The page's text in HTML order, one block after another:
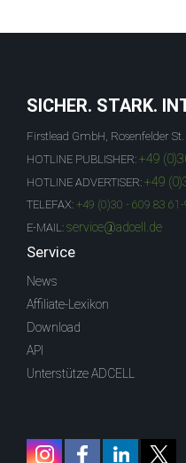
SICHER. STARK.
Firstlead GmbH, Rosenfelder
HOTLINE PUBLISHER: +49
HOTLINE ADVERTISER: +49
TELEFAX: +49 (0)30 - 609 83 61-
E-MAIL: service@adcell.de
Service
News
Affiliate-Lexikon
Download
API
Unterstütze ADCELL